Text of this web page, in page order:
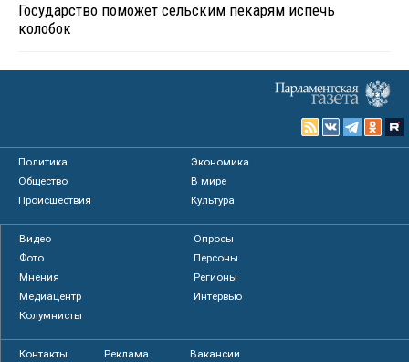
Государство поможет сельским пекарям испечь
колобок
Политика
Экономика
Общество
В мире
Происшествия
Культура
Видео
Опросы
Фото
Персоны
Мнения
Регионы
Медиацентр
Интервью
Колумнисты
Контакты Реклама Вакансии